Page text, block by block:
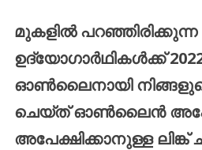
മുകളിൽ പറഞ്ഞിരിക്കുന്ന
ഉദ്യോഗാർഥികൾക്ക്
ഓൺലൈനായി
ചെയ്ത്ഓൺലൈൻ
അപേക്ഷിക്കാനുള്ള ലിങ്ക്